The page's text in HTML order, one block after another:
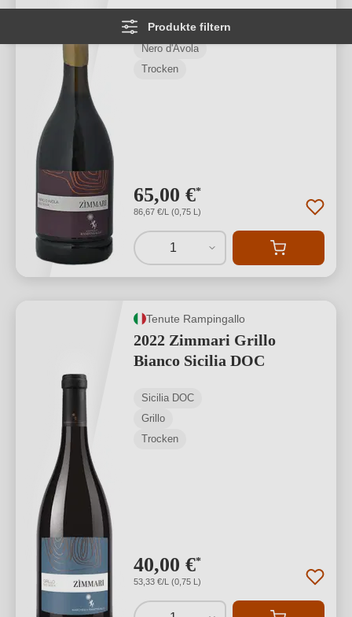
Produkte filtern
Sicilia DOC
Nero d'Avola
Trocken
65,00 €*
86,67 €/L (0,75 L)
1
Tenute Rampingallo
2022 Zimmari Grillo
Bianco Sicilia DOC
Sicilia DOC
Grillo
Trocken
40,00 €*
53,33 €/L (0,75 L)